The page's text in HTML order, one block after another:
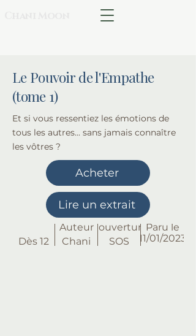
Le Pouvoir de l'Empathe
(tome 1)
Et si vous ressentiez les émotions de
tous les autres... sans jamais connaître
les vôtres ?
Acheter
Lire un extrait
Âge de
lecture
AuteurCouvertureParu le
Dès 12
Chani
SOS
11/01/2023